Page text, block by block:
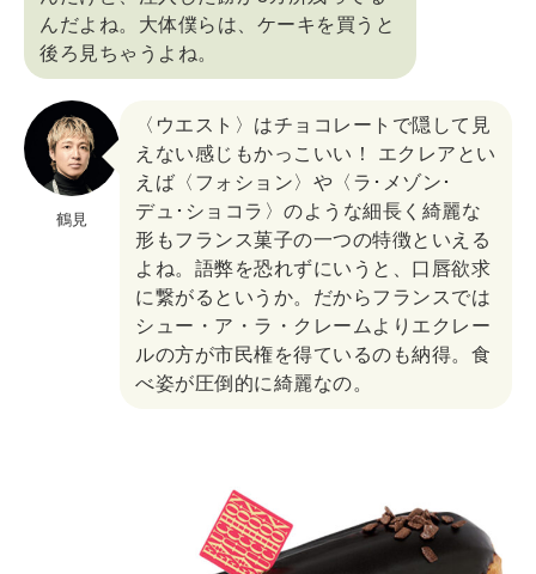
んだよね。大体僕らは、ケーキを買うと
後ろ見ちゃうよね。
鶴見
〈ウエスト〉はチョコレートで隠して見
えない感じもかっこいい！ エクレアとい
えば〈フォション〉や〈ラ･メゾン･
デュ･ショコラ〉のような細長く綺麗な
形もフランス菓子の一つの特徴といえる
よね。語弊を恐れずにいうと、口唇欲求
に繋がるというか。だからフランスでは
シュー・ア・ラ・クレームよりエクレー
ルの方が市民権を得ているのも納得。食
べ姿が圧倒的に綺麗なの。